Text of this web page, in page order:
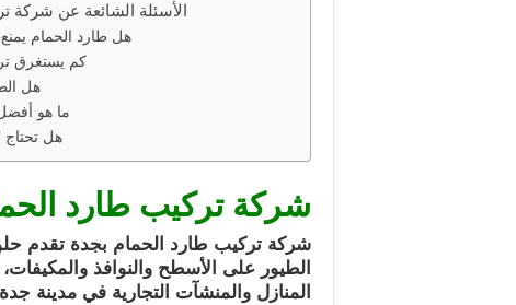
الأسئلة الشائعة عن شركة
هل طارد الحمام يمنع
كم يستغرق
هل
ما هو
هل تحتاج
شركة تركيب طارد
شركة تركيب طارد الحمام بجدة تقدم
الطيور على الأسطح والنوافذ
المنازل والمنشآت التجارية في مدينة